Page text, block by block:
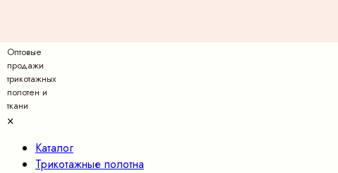
Оптовые
продажи
трикотажных
полотен и
ткани
×
Каталог
Трикотажные полотна